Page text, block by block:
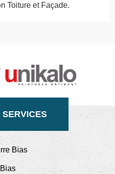
Toiture et Façade.
Bias